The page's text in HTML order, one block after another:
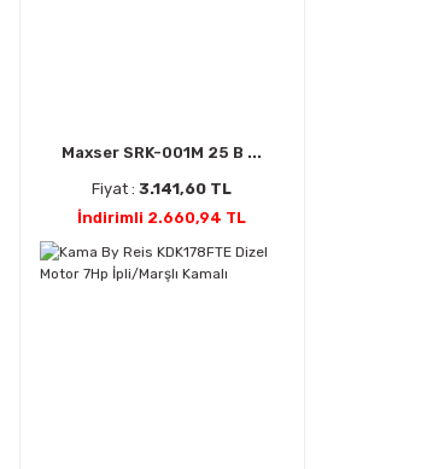
Maxser SRK-001M 25 B ...
Fiyat :3.141,60 TL
İndirimli 2.660,94 TL